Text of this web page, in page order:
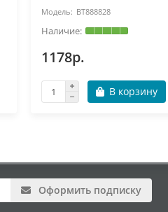
BT888828
1178р.
В корзину
Оформить подписку